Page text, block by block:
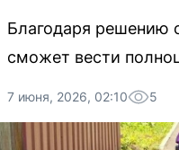
Благодаря решению
сможет вести
7 июня, 2026, 02:10 5